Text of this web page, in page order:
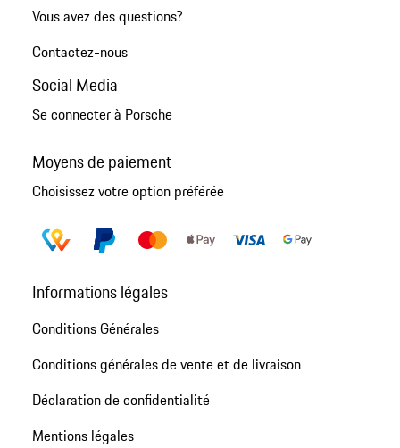
Vous avez des questions?
Contactez-nous
Social Media
Se connecter à Porsche
Moyens de paiement
Choisissez votre option préférée
Informations légales
Conditions Générales
Conditions générales de vente et de livraison
Déclaration de confidentialité
Mentions légales